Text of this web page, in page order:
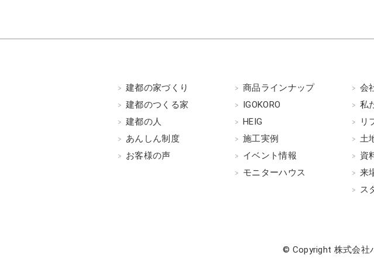
建都の家づくり
建都のつくる家
建都の人
あんしん制度
お客様の声
商品ラインナップ
IGOKORO
HEIG
施工実例
イベント情報
モニターハウス
会
私
リ
土
資
来
ス
© Copyright 株式会社